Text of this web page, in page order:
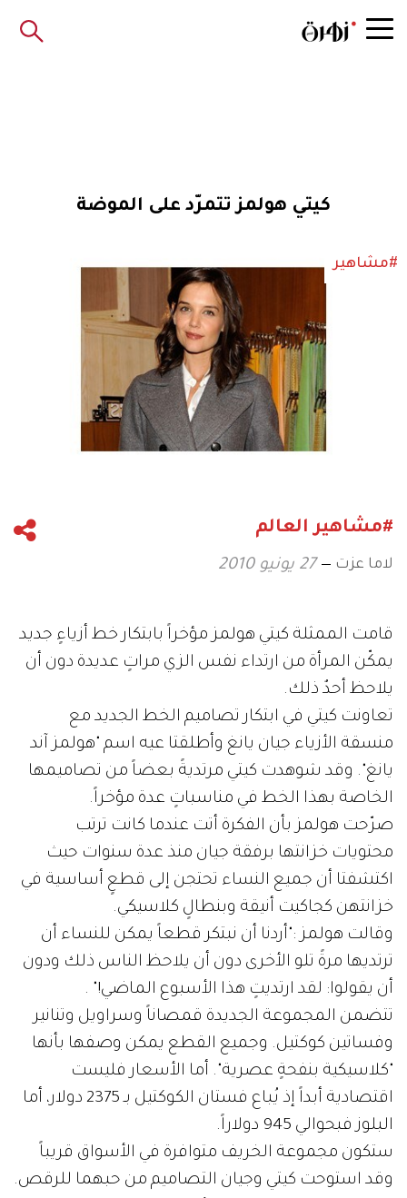
كيتي هولمز تتمرّد على الموضة
#مشاهير
#مشاهير العالم
لاما عزت 27 يونيو 2010
قامت الممثلة كيتي هولمز مؤخراً بابتكار خط أزياءٍ جديد
يمكّن المرأة من ارتداء نفس الزي مراتٍ عديدة دون أن
يلاحظ أحدٌ ذلك.
تعاونت كيتي في ابتكار تصاميم الخط الجديد مع
منسقة الأزياء جيان يانغ وأطلقتا عيه اسم "هولمز آند
يانغ". وقد شوهدت كيتي مرتديةً بعضاً من تصاميمها
الخاصة بهذا الخط في مناسباتٍ عدة مؤخراً.
صرّحت هولمز بأن الفكرة أتت عندما كانت ترتب
محتويات خزانتها برفقة جيان منذ عدة سنوات حيث
اكتشفتا أن جميع النساء تحتجن إلى قطعٍ أساسية في
خزانتهن كجاكيت أنيقة وبنطالٍ كلاسيكي.
وقالت هولمز :"أردنا أن نبتكر قطعاً يمكن للنساء أن
ترتديها مرةً تلو الأخرى دون أن يلاحظ الناس ذلك ودون
أن يقولوا: لقد ارتديتٍ هذا الأسبوع الماضي!" .
تتضمن المجموعة الجديدة قمصاناً وسراويل وتنانير
وفساتين كوكتيل. وجميع القطع يمكن وصفها بأنها
"كلاسيكية بنفحةٍ عصرية". أما الأسعار فليست
اقتصادية أبداً إذ يُباع فستان الكوكتيل بـ 2375 دولار، أما
البلوز فبحوالي 945 دولاراً.
ستكون مجموعة الخريف متوافرة في الأسواق قريباً
وقد استوحت كيتي وجيان التصاميم من حبهما للرقص.